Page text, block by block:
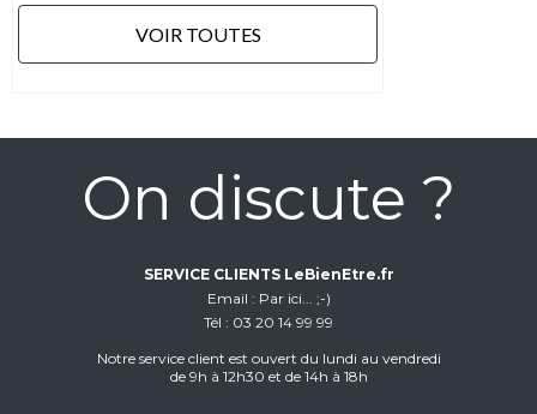
VOIR TOUTES
On discute ?
SERVICE CLIENTS LeBienEtre.fr
Email
Par ici... ;-)
Tél
03 20 14 99 99
Notre service client est ouvert du lundi au vendredi
de 9h à 12h30 et de 14h à 18h